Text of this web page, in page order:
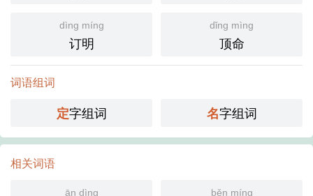
dìng míng
订明
dǐng mìng
顶命
词语组词
定字组词 名字组词
相关词语
ān dìng běn míng